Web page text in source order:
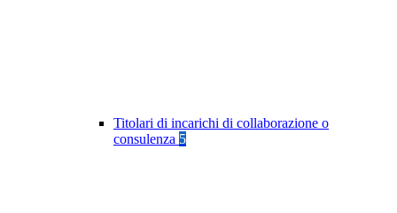
Titolari di incarichi di collaborazione o
consulenza 5